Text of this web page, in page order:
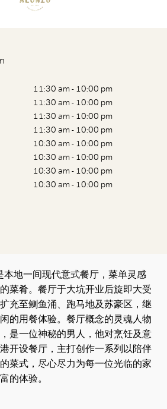
11:30 am - 10:00 pm
11:30 am - 10:00 pm
11:30 am - 10:00 pm
11:30 am - 10:00 pm
10:30 am - 10:00 pm
10:30 am - 10:00 pm
10:30 am - 10:00 pm
10:30 am - 10:00 pm
本地一间现代意式餐厅，菜单灵感
菜肴。餐厅于大坑开业后旋即大受
充至鲗鱼涌、跑马地及苏豪区，继
的用餐体验。餐厅概念的灵魂人物
是一位神秘的男人，他对烹饪及意
开设餐厅，主打创作一系列以陪伴
菜式，尽心尽力为每一位光临的家
的体验。